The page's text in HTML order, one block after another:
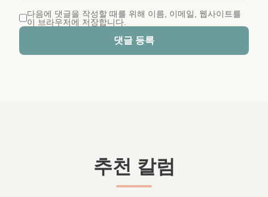
다음에 댓글을 작성할 때를 위해 이름, 이메일, 웹사이트를
이 브라우저에 저장합니다.
댓글 등록
추천 칼럼